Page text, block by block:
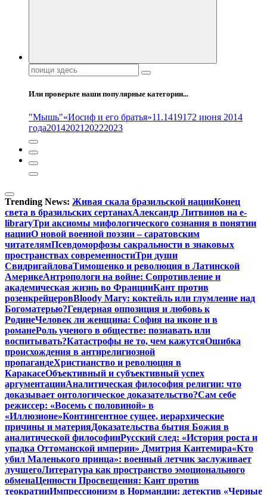
Поиск:
Или проверьте наши популярные категории...
"Мышь"«Иосиф и его братья»11.1419172 июня 2014
года20142021 20222023
Trending News: Живая скала бразильской нацииКонец
света в бразильских сертанахАлександр Литвинов на e-
libraryТри аксиомы мифологического сознания в понятии
нацииО новой военной поэзии – саратовским
читателямПсевдоморфозы сакральности в знаковых
пространствах современностиТри души
СвидригайловаТимошенко и революция в Латинской
АмерикеАнтропологи на войне: Сопротивление и
академическая жизнь во ФранцииКант против
розенкрейцеровBloody Mary: коктейль или глумление над
Богоматерью?Гендерная оппозиция и любовь к
РодинеЧеловек ли женщина: София на иконе и в
романеРоль ученого в обществе: познавать или
воспитывать?Катастрофы не то, чем кажутсяОшибка
происхождения в антирелигиозной
пропагандеХристианство и революция в
КаракасеОбъективный и субъективный успех
аргументацииАналитическая философия религии: что
доказывает онтологическое доказательство?Сам себе
режиссер: «Восемь с половиной» в
«Иллюзионе»Контингентное сущее, иерархические
причины и материяДоказательства бытия Божия в
аналитической философииРусский след: «История роста и
упадка Оттоманской империи» Дмитрия Кантемира«Кто
убил Маленького принца»: военный летчик заслуживает
лучшегоЛитература как пространство эмоционального
обменаЦенности Просвещения: Кант против
теократииИмпрессионизм в Нормандии: детектив «Черные